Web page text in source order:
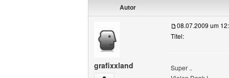
Autor
grafixxland
08.07.2009 um
Titel:
Super ..